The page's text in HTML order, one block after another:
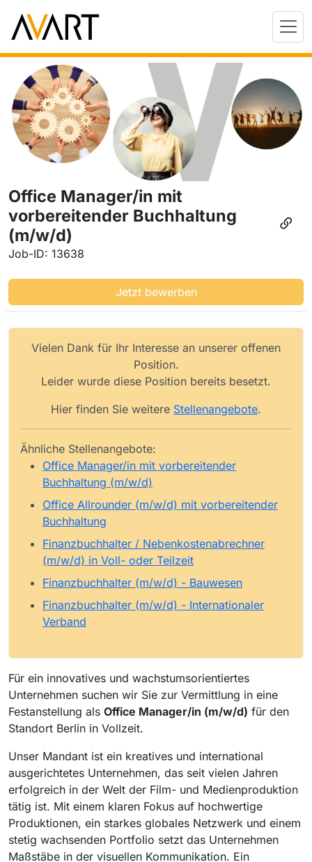
Office Manager/in mit
vorbereitender Buchhaltung
(m/w/d)
Job-ID: 13638
Jetzt bewerben
Vielen Dank für Ihr Interesse an unserer offenen
Position.
Leider wurde diese Position bereits besetzt.
Hier finden Sie weitere Stellenangebote.
Ähnliche Stellenangebote:
Office Manager/in mit vorbereitender
Buchhaltung (m/w/d)
Office Allrounder (m/w/d) mit vorbereitender
Buchhaltung
Finanzbuchhalter / Nebenkostenabrechner
(m/w/d) in Voll- oder Teilzeit
Finanzbuchhalter (m/w/d) - Bauwesen
Finanzbuchhalter (m/w/d) - Internationaler
Verband
Für ein innovatives und wachstumsorientiertes
Unternehmen suchen wir Sie zur Vermittlung in eine
Festanstellung als Office Manager/in (m/w/d) für den
Standort Berlin in Vollzeit.
Unser Mandant ist ein kreatives und international
ausgerichtetes Unternehmen, das seit vielen Jahren
erfolgreich in der Welt der Film- und Medienproduktion
tätig ist. Mit einem klaren Fokus auf hochwertige
Produktionen, ein starkes globales Netzwerk und einem
stetig wachsenden Portfolio setzt das Unternehmen
Maßstäbe in der visuellen Kommunikation. Ein